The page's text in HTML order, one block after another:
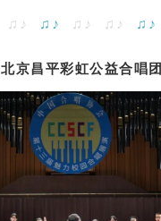
♫♪ ♫♪ ♫♪ ♫♪ ♫♪
北京昌平彩虹公益合唱团